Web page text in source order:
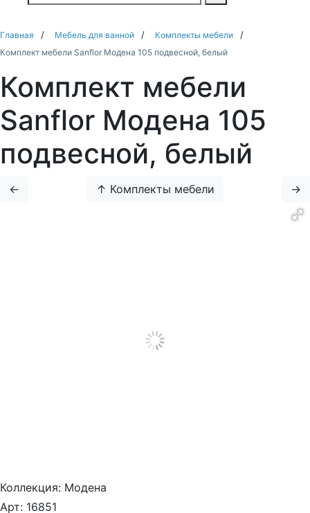
Главная Мебель для ванной
Комплекты мебели
Комплект мебели Sanflor Модена 105 подвесной, белый
Комплект мебели
Sanflor Модена 105
подвесной, белый
← ↑ Комплекты мебели →
Коллекция: Модена
Арт: 16851